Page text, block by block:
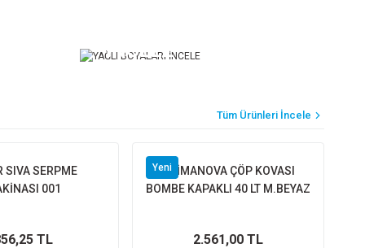
Sepete Ekle
TL
Sepete Ekle
İNCELE
Tüm Ürünleri İncele
SIVA SERPME
001
TL
YeniPRİMANOVA ÇÖP KOVASI
BOMBE KAPAKLI 40 LT M.BEYAZ
2.561,00 TL